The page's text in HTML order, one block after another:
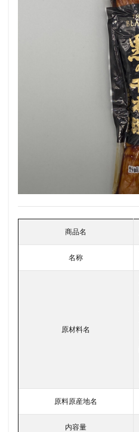
商品名
名称
原材料名
原料原産地名
内容量